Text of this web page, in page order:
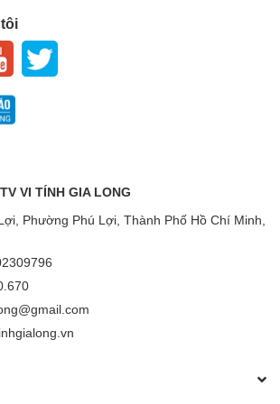
VI TÍNH GIA LONG
Phường Phú Lợi, Thành Phố Hồ Chí Minh,